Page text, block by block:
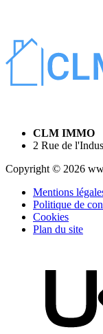
CLM IMMO
2 Rue de
Copyright © 2026
Mentions
Politique de
Cookies
Plan du site